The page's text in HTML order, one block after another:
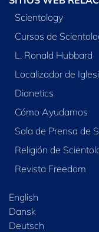
Scientology
Cursos de
L. Ronald Hubbard
Localizador de
Dianetics
Cómo Ayudamos
Sala de Prensa de
Religión de
Revista Freedom
English
Dansk
Deutsch